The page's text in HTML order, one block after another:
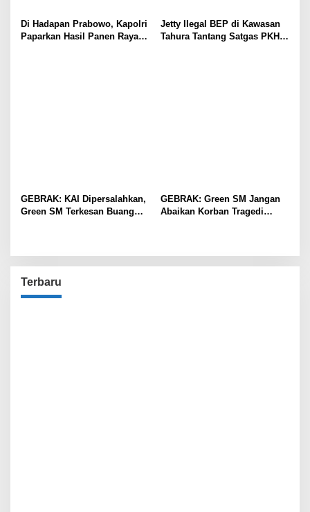
Di Hadapan Prabowo, Kapolri
Paparkan Hasil Panen Raya
Jetty Ilegal BEP di Kawasan
Tahura Tantang Satgas PKH,
GEBRAK: KAI Dipersalahkan,
Green SM Terkesan Buang
GEBRAK: Green SM Jangan
Abaikan Korban Tragedi
Terbaru